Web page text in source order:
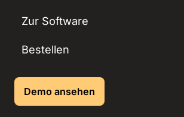
Zur Software
Bestellen
Demo ansehen